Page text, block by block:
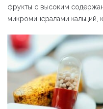
фрукты с высоким
микроминералами кальций,